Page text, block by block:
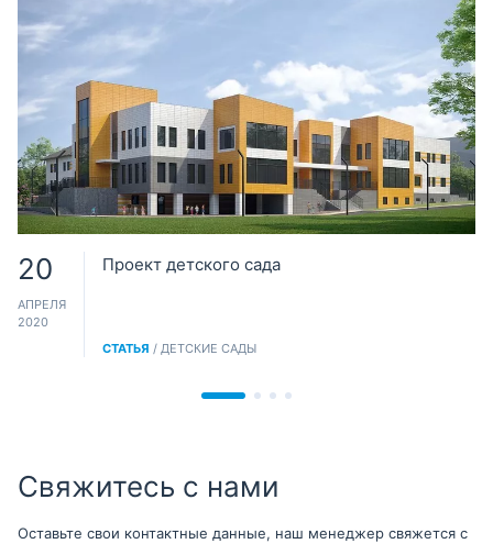
20
АПРЕЛЯ
2020
Проект детского сада
СТАТЬЯ / ДЕТСКИЕ САДЫ
Свяжитесь с нами
Оставьте свои контактные данные, наш менеджер свяжется с